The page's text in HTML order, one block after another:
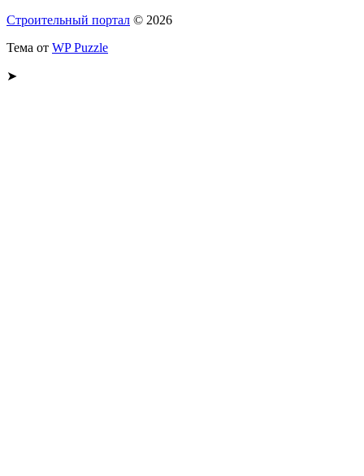
Строительный портал © 2026
Тема от WP Puzzle
➤